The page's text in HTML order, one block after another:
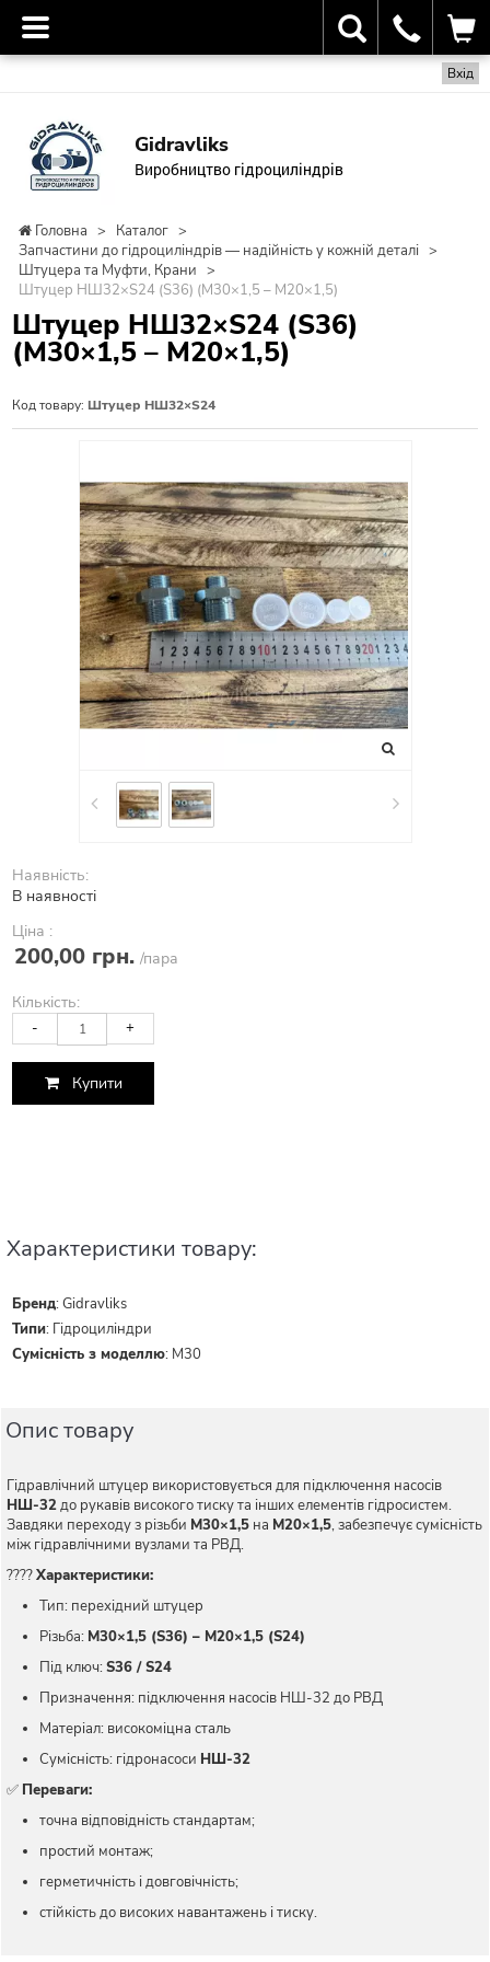
Вхід
Gidravliks
Виробництво гідроциліндрів
Головна > Каталог >
Запчастини до гідроциліндрів — надійність у кожній деталі >
Штуцера та Муфти, Крани >
Штуцер НШ32×S24 (S36) (М30×1,5 – М20×1,5)
Штуцер НШ32×S24 (S36)
(М30×1,5 – М20×1,5)
Код товару: Штуцер НШ32×S24
Наявність:
В наявності
Ціна :
200,00 грн. /пара
Кількість:
- +
Купити
Характеристики товару:
Бренд:Gidravliks
Типи: Гідроциліндри
Сумісність з моделлю: M30
Опис товару
Гідравлічний штуцер використовується для підключення насосів
НШ-32до рукавів високого тиску та інших елементів гідросистем.
Завдяки переходу з різьби М30×1,5 на М20×1,5, забезпечує сумісність
між гідравлічними вузлами та РВД.
????Характеристики:
Тип: перехідний штуцер
Різьба: М30×1,5 (S36) – М20×1,5 (S24)
Під ключ:S36 / S24
Призначення: підключення насосів НШ-32 до РВД
Матеріал: високоміцна сталь
Сумісність: гідронасоси НШ-32
✅ Переваги:
точна відповідність стандартам;
простий монтаж;
герметичність і довговічність;
стійкість до високих навантажень і тиску.